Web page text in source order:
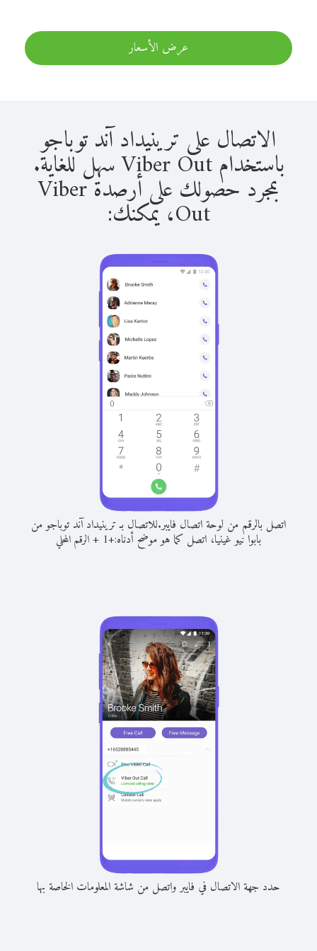
عرض الأسعار
الاتصال على ترينيداد آند توباجو
باستخدام Viber Out سهل للغاية.
بمجرد حصولك على أرصدة Viber
Out، يمكنك:
اتصل بالرقم من لوحة اتصال فايبر.للاتصال بـ ترينيداد آند توباجو من
بابوا نيو غينيا، اتصل كما هو موضح أدناه:+
1
+الرقم المحلي
حدد جهة الاتصال في فايبر واتصل من شاشة المعلومات الخاصة بها